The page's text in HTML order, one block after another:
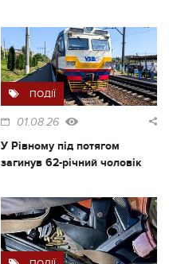
ПОДІЇ
01.08.26
У Рівному під потягом
загинув 62-річний чоловік